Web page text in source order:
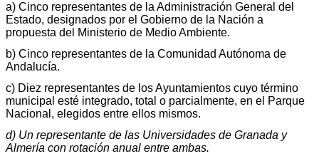
a) Cinco representantes de la Administración General del
Estado, designados por el Gobierno de la Nación a
propuesta del Ministerio de Medio Ambiente.
b) Cinco representantes de la Comunidad Autónoma de
Andalucía.
c) Diez representantes de los Ayuntamientos cuyo término
municipal esté integrado, total o parcialmente, en el Parque
Nacional, elegidos entre ellos mismos.
d) Un representante de las Universidades de Granada y
Almería con rotación anual entre ambas.